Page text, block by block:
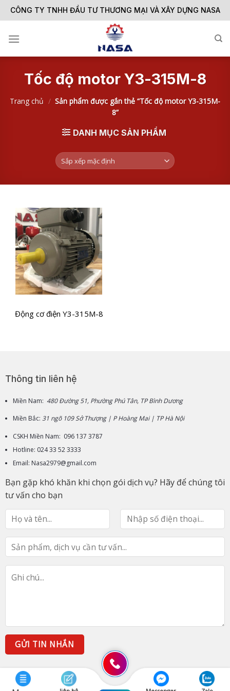
Skip
to
CÔNG TY TNHH ĐẦU TƯ THƯƠNG MẠI VÀ XÂY DỰNG NASA
Tốc độ motor Y3-315M-8
Trang chủ / Sản phẩm được gắn thẻ “Tốc độ motor Y3-315M-
8”
DANH MỤC SẢN PHẨM
Động cơ điện Y3-315M-8
Thông tin liên hệ
Miền Nam: 480 Đường 51, Phường Phú Tân, TP Bình Dương
Miền Bắc: 31 ngõ 109 Sở Thượng | P Hoàng Mai | TP Hà Nội
CSKH Miền Nam: 096 137 3787
Hotline: 024 33 52 3333
Email: Nasa2979@gmail.com
Bạn gặp khó khăn khi chọn gói dịch vụ? Hãy để chúng tôi
tư vấn cho bạn